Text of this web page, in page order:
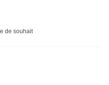
de souhait